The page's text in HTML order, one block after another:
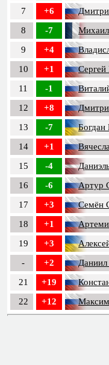
7
+6
8
-7 Михаил
9
+4
10
+1 Сергей
11
-1
12
+8
13
-7 Богдан
14
+1
15
-4
16
-6 Артур
17
+3 Семён
18
+1
19
+3
-
+2
21
+19
22
+12 Максим